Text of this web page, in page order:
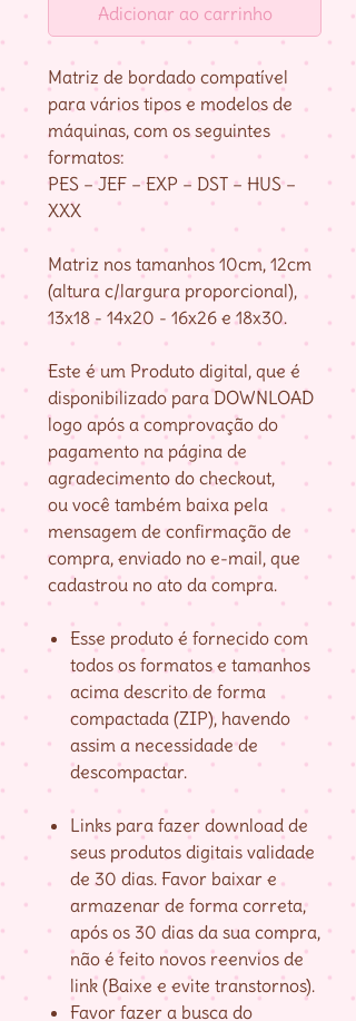
Adicionar ao carrinho
Matriz de bordado compatível
para vários tipos e modelos de
máquinas, com os seguintes
formatos:
PES – JEF – EXP – DST – HUS –
XXX
Matriz nos tamanhos 10cm, 12cm
(altura c/largura proporcional),
13x18 - 14x20 - 16x26 e 18x30.
Este é um Produto digital, que é
disponibilizado para DOWNLOAD
logo após a comprovação do
pagamento na página de
agradecimento do checkout,
ou você também baixa pela
mensagem de confirmação de
compra, enviado no e-mail, que
cadastrou no ato da compra.
Esse produto é fornecido com
todos os formatos e tamanhos
acima descrito de forma
compactada (ZIP), havendo
assim a necessidade de
descompactar.
Links para fazer download de
seus produtos digitais validade
de 30 dias. Favor baixar e
armazenar de forma correta,
após os 30 dias da sua compra,
não é feito novos reenvios de
link (Baixe e evite transtornos).
Favor fazer a busca do